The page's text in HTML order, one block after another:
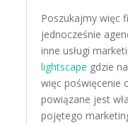
Poszukajmy więc
jednocześnie
inne usługi
lightscape gdzie
więc poświęcenie
powiązane jest
pojętego